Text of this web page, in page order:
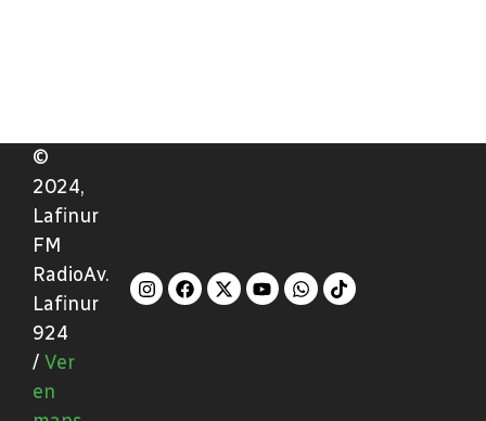
©
2024,
Lafinur
FM
RadioAv.
Lafinur
924
/ Ver
en